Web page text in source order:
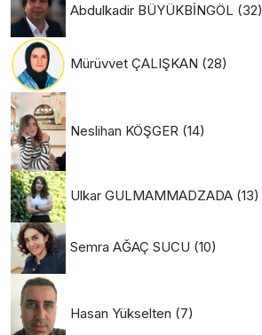
Abdulkadir BÜYÜKBİNGÖL (32)
Mürüvvet ÇALIŞKAN (28)
Neslihan KÖŞGER (14)
Ulkar GULMAMMADZADA (13)
Semra AĞAÇ SUCU (10)
Hasan Yükselten (7)